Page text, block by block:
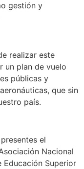
gestión y
realizar este
un plan de vuelo
públicas y
que sin
país.
el
Nacional
Educación Superior